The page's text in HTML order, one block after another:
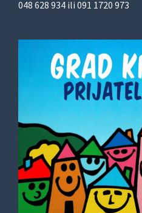
048 628 934 ili 091 1720 973